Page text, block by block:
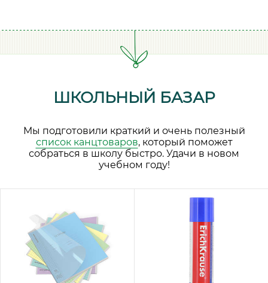
ШКОЛЬНЫЙ БАЗАР
Мы подготовили краткий и очень полезный
список канцтоваров, который поможет
собраться в школу быстро. Удачи в новом
учебном году!